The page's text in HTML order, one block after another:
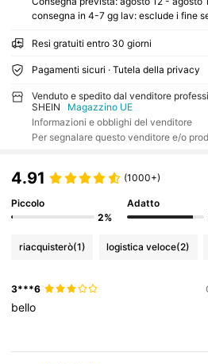
consegna in 4-7 gg lav: esclude i fine
Resi gratuiti entro 30 giorni
Pagamenti sicuri · Tutela della privacy
Venduto e spedito dal venditore
SHEIN
Magazzino UE
Informazioni e obblighi del venditore
Per segnalare questo venditore e/o
4.91 (1000+)
Piccolo
2%
Adatto
riacquisterò(1) logistica veloce(2)
3***6
bello